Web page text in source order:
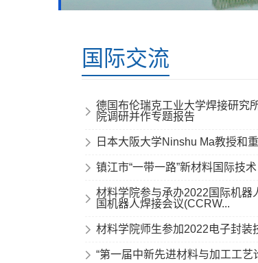
国际交流
德国布伦瑞克工业大学焊接研究
院调研并作专题报告
日本大阪大学Ninshu Ma教授和
镇江市“一带一路”新材料国际技
材料学院参与承办2022国际机器
国机器人焊接会议(CCRW...
材料学院师生参加2022电子封装
“第一届中新先进材料与加工工